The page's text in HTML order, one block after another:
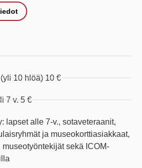
10 hlöä) 10 €
7 v. 5 €
lapset alle 7-v., sotaveteraanit,
ja museokorttiasiakkaat,
sekä ICOM-